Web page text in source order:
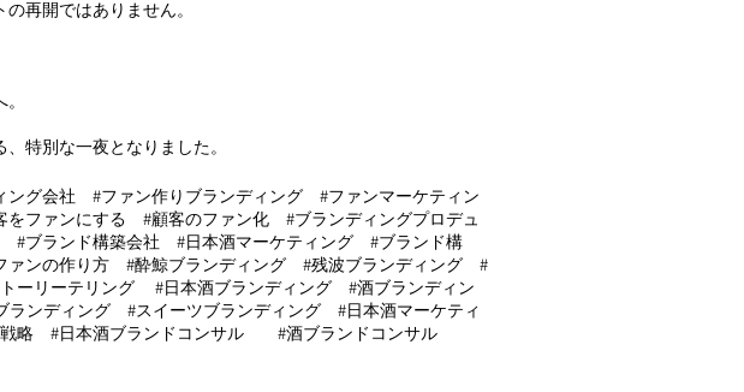
再開ではありません。
特別な一夜となりました。
グ会社 #ファン作りブランディング #ファンマーケティン
ファンにする #顧客のファン化 #ブランディングプロデュ
#ブランド構築会社 #日本酒マーケティング #ブランド構
ンの作り方 #酔鯨ブランディング #残波ブランディング #
ーリーテリング #日本酒ブランディング #酒ブランディン
ランディング #スイーツブランディング #日本酒マーケティ
略 #日本酒ブランドコンサル #酒ブランドコンサル